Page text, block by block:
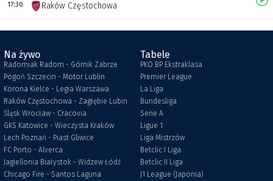
17:30
Raków Częstochowa
Na żywo
Radomiak Radom - Górnik Zabrze
Pogoń Szczecin - Motor Lublin
Korona Kielce - Legia Warszawa
Raków Częstochowa - Zagłębie Lubin
Śląsk Wrocław - Cracovia
GKS Katowice - Wieczysta Kraków
Lech Poznań - Piast Gliwice
FC Porto - Alverca
Jagiellonia Białystok - Widzew Łódź
Chicago Fire - Santos Laguna
Tabele
PKO BP Ekstraklasa
Premier League
La Liga
Bundesliga
Serie A
Ligue 1
Liga Mistrzów
Betclic I Liga
Betclic II Liga
J1 League (Japonia)